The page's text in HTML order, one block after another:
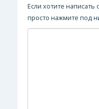
Если хотите
просто нажмите под